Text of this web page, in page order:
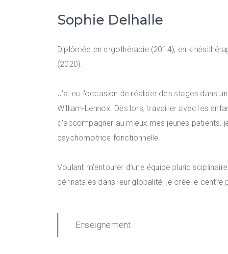
Sophie Delhalle
Diplômée en ergothérapie (2014), en
(2020).
J’ai eu l’occasion de réaliser des stages dans
William-Lennox. Dès lors, travailler avec les
d’accompagner au mieux mes jeunes patients,
psychomotrice fonctionnelle.
Voulant m’entourer d’une équipe
périnatales dans leur globalité, je crée le centre
Enseignement :